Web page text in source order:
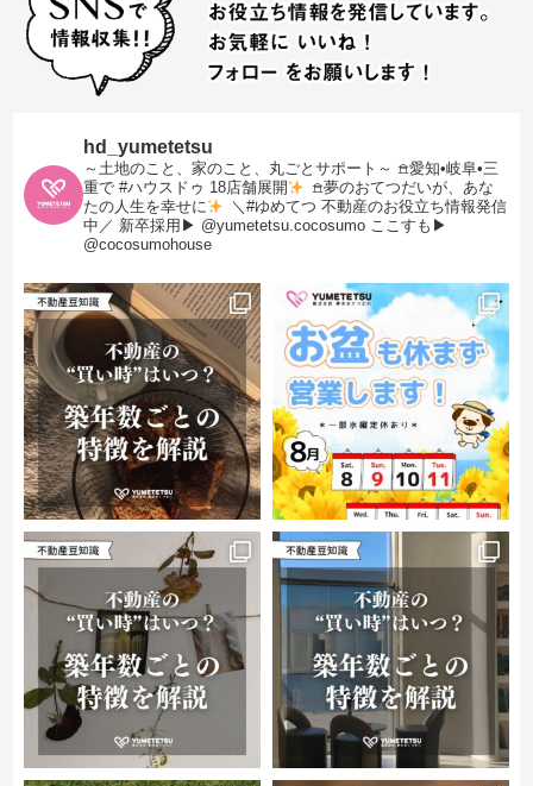
hd_yumetetsu
～土地のこと、家のこと、丸ごとサポート～ 𖠿愛知•岐阜•三
重で #ハウスドゥ 18店舗展開
𖠿夢のおてつだいが、あな
たの人生を幸せに
＼#ゆめてつ 不動産のお役立ち情報発信
中／ 新卒採用▶︎ @yumetetsu.cocosumo ここすも▶︎
@cocosumohouse